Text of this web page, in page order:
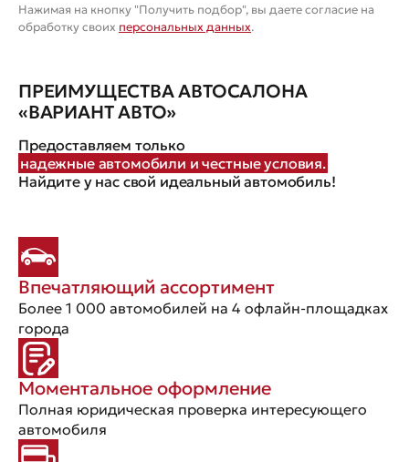
Нажимая на кнопку "Получить подбор", вы даете согласие на
обработку своих персональных данных.
ПРЕИМУЩЕСТВА АВТОСАЛОНА
«ВАРИАНТ АВТО»
Предоставляем только
надежные автомобили и честные условия.
Найдите у нас свой идеальный автомобиль!
Впечатляющий ассортимент
Более 1 000 автомобилей на 4 офлайн-площадках
города
Моментальное оформление
Полная юридическая проверка интересующего
автомобиля